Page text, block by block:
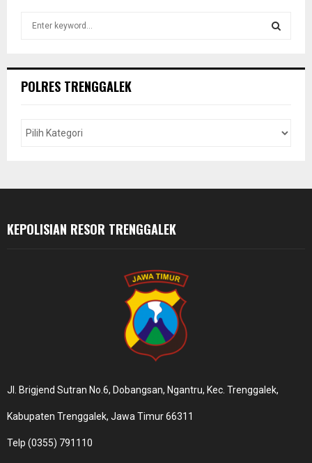
hPOLRES TRENGGALEK
KEPOLISIAN RESOR TRENGGALEK
Jl. Brigjend Sutran No.6, Dobangsan, Ngantru, Kec. Trenggalek,
Kabupaten Trenggalek, Jawa Timur 66311
Telp (0355) 791110